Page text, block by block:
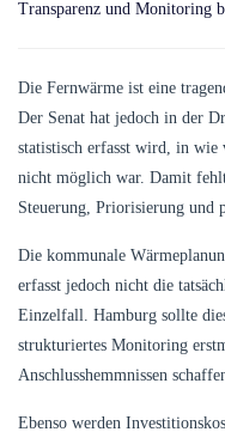
Transparenz und Monitoring
Die Fernwärme ist eine
Der Senat hat jedoch in der
statistisch erfasst wird, in wie
nicht möglich war. Damit
Steuerung, Priorisierung und
Die kommunale
erfasst jedoch nicht die
Einzelfall. Hamburg sollte
strukturiertes Monitoring
Anschlusshemmnissen
Ebenso werden